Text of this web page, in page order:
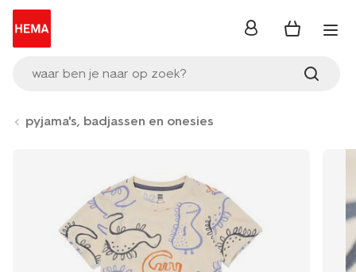
waar ben je naar op zoek?
inloggen
pyjama's, badjassen en onesies